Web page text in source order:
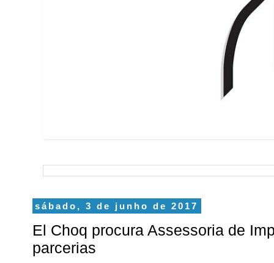
sábado, 3 de junho de 2017
El Choq procura Assessoria de
parcerias